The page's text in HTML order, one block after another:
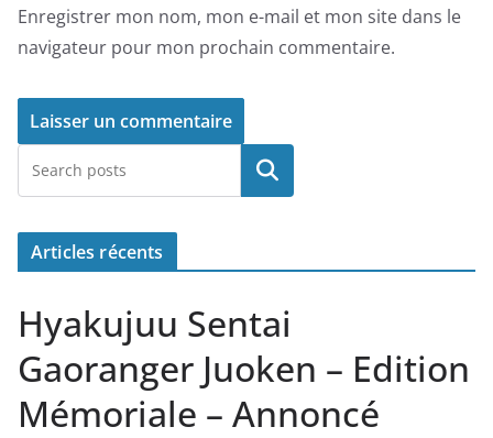
Enregistrer mon nom, mon e-mail et mon site dans le
navigateur pour mon prochain commentaire.
Rechercher
Articles récents
Hyakujuu Sentai
Gaoranger Juoken – Edition
Mémoriale – Annoncé